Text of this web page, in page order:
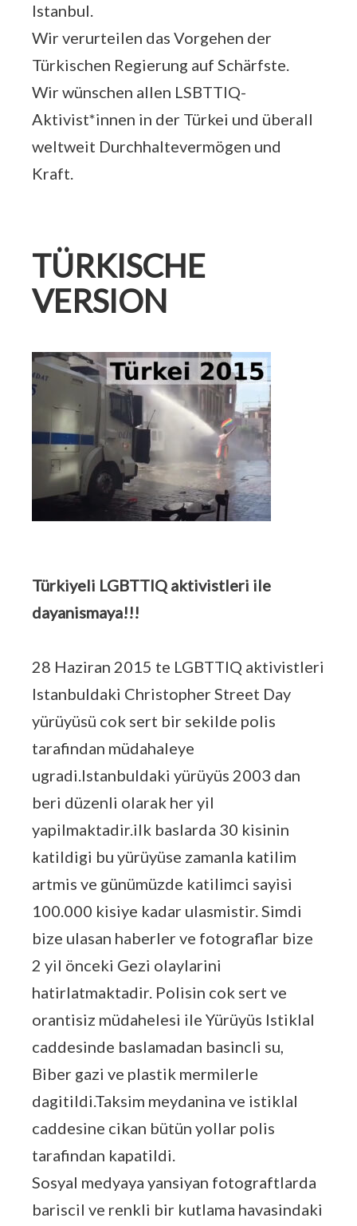
Istanbul.
Wir verurteilen das Vorgehen der
Türkischen Regierung auf Schärfste.
Wir wünschen allen LSBTTIQ-
Aktivist*innen in der Türkei und überall
weltweit Durchhaltevermögen und
Kraft.
TÜRKISCHE
VERSION
Türkiyeli LGBTTIQ aktivistleri ile
dayanismaya!!!
28 Haziran 2015 te LGBTTIQ aktivistleri
Istanbuldaki Christopher Street Day
yürüyüsü cok sert bir sekilde polis
tarafindan müdahaleye
ugradi.Istanbuldaki yürüyüs 2003 dan
beri düzenli olarak her yil
yapilmaktadir.ilk baslarda 30 kisinin
katildigi bu yürüyüse zamanla katilim
artmis ve günümüzde katilimci sayisi
100.000 kisiye kadar ulasmistir. Simdi
bize ulasan haberler ve fotograflar bize
2 yil önceki Gezi olaylarini
hatirlatmaktadir. Polisin cok sert ve
orantisiz müdahelesi ile Yürüyüs Istiklal
caddesinde baslamadan basincli su,
Biber gazi ve plastik mermilerle
dagitildi.Taksim meydanina ve istiklal
caddesine cikan bütün yollar polis
tarafindan kapatildi.
Sosyal medyaya yansiyan fotograftlarda
bariscil ve renkli bir kutlama havasindaki